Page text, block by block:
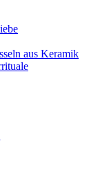
aus Keramik